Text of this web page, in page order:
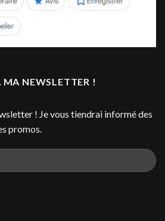
MA NEWSLETTER !
! Je vous tiendrai informé des
promos.